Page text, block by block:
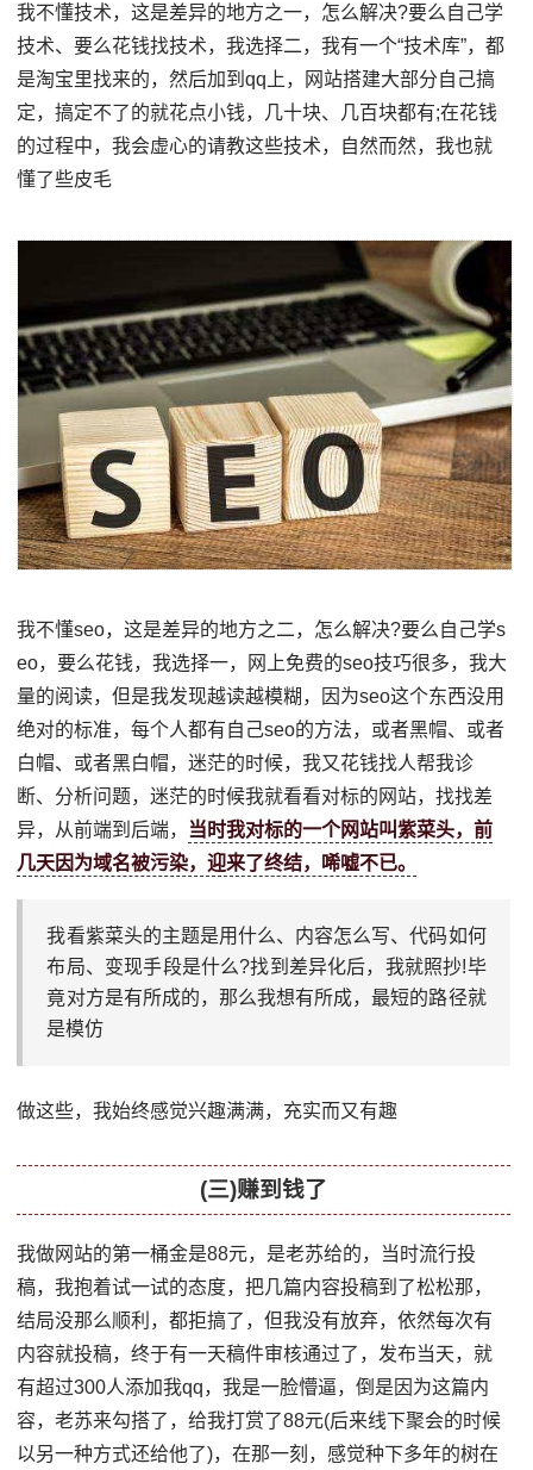
我不懂技术，这是差异的地方之一，怎么解决?要么自己学
技术、要么花钱找技术，我选择二，我有一个“技术库”，都
是淘宝里找来的，然后加到qq上，网站搭建大部分自己搞
定，搞定不了的就花点小钱，几十块、几百块都有;在花钱
的过程中，我会虚心的请教这些技术，自然而然，我也就
懂了些皮毛
我不懂seo，这是差异的地方之二，怎么解决?要么自己学s
eo，要么花钱，我选择一，网上免费的seo技巧很多，我大
量的阅读，但是我发现越读越模糊，因为seo这个东西没用
绝对的标准，每个人都有自己seo的方法，或者黑帽、或者
白帽、或者黑白帽，迷茫的时候，我又花钱找人帮我诊
断、分析问题，迷茫的时候我就看看对标的网站，找找差
异，从前端到后端， 当时我对标的一个网站叫紫菜头，前
几天因为域名被污染，迎来了终结，唏嘘不已。
我看紫菜头的主题是用什么、内容怎么写、代码如何
布局、变现手段是什么?找到差异化后，我就照抄!毕
竟对方是有所成的，那么我想有所成，最短的路径就
是模仿
做这些，我始终感觉兴趣满满，充实而又有趣
(三)赚到钱了
我做网站的第一桶金是88元，是老苏给的，当时流行投
稿，我抱着试一试的态度，把几篇内容投稿到了松松那，
结局没那么顺利，都拒搞了，但我没有放弃，依然每次有
内容就投稿，终于有一天稿件审核通过了，发布当天，就
有超过300人添加我qq，我是一脸懵逼，倒是因为这篇内
容，老苏来勾搭了，给我打赏了88元(后来线下聚会的时候
以另一种方式还给他了)，在那一刻，感觉种下多年的树在